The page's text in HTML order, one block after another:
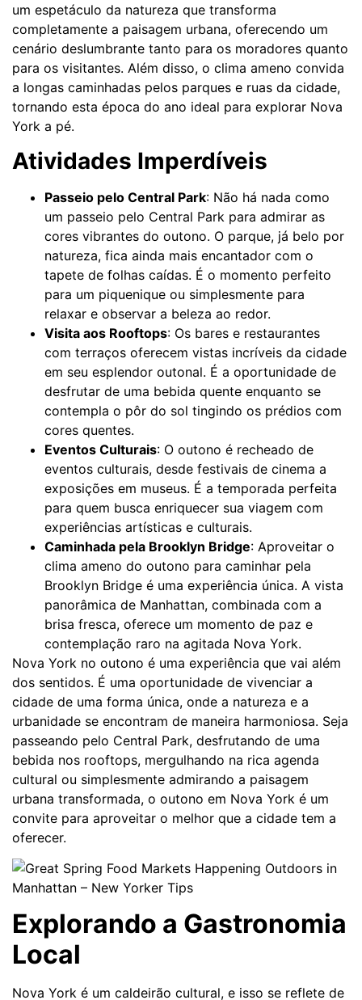
um espetáculo da natureza que transforma
completamente a paisagem urbana, oferecendo um
cenário deslumbrante tanto para os moradores quanto
para os visitantes. Além disso, o clima ameno convida
a longas caminhadas pelos parques e ruas da cidade,
tornando esta época do ano ideal para explorar Nova
York a pé.
Atividades Imperdíveis
Passeio pelo Central Park: Não há nada como
um passeio pelo Central Park para admirar as
cores vibrantes do outono. O parque, já belo por
natureza, fica ainda mais encantador com o
tapete de folhas caídas. É o momento perfeito
para um piquenique ou simplesmente para
relaxar e observar a beleza ao redor.
Visita aos Rooftops: Os bares e restaurantes
com terraços oferecem vistas incríveis da cidade
em seu esplendor outonal. É a oportunidade de
desfrutar de uma bebida quente enquanto se
contempla o pôr do sol tingindo os prédios com
cores quentes.
Eventos Culturais: O outono é recheado de
eventos culturais, desde festivais de cinema a
exposições em museus. É a temporada perfeita
para quem busca enriquecer sua viagem com
experiências artísticas e culturais.
Caminhada pela Brooklyn Bridge: Aproveitar o
clima ameno do outono para caminhar pela
Brooklyn Bridge é uma experiência única. A vista
panorâmica de Manhattan, combinada com a
brisa fresca, oferece um momento de paz e
contemplação raro na agitada Nova York.
Nova York no outono é uma experiência que vai além
dos sentidos. É uma oportunidade de vivenciar a
cidade de uma forma única, onde a natureza e a
urbanidade se encontram de maneira harmoniosa. Seja
passeando pelo Central Park, desfrutando de uma
bebida nos rooftops, mergulhando na rica agenda
cultural ou simplesmente admirando a paisagem
urbana transformada, o outono em Nova York é um
convite para aproveitar o melhor que a cidade tem a
oferecer.
Explorando a Gastronomia
Local
Nova York é um caldeirão cultural, e isso se reflete de